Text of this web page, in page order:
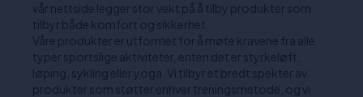
vår nettside legger stor vekt på å tilby produkter som
tilbyr både komfort og sikkerhet.
Våre produkter er utformet for å møte kravene fra alle
typer sportslige aktiviteter, enten det er styrkeløft,
løping, sykling eller yoga. Vi tilbyr et bredt spekter av
produkter som støtter enhver treningsmetode, og vi